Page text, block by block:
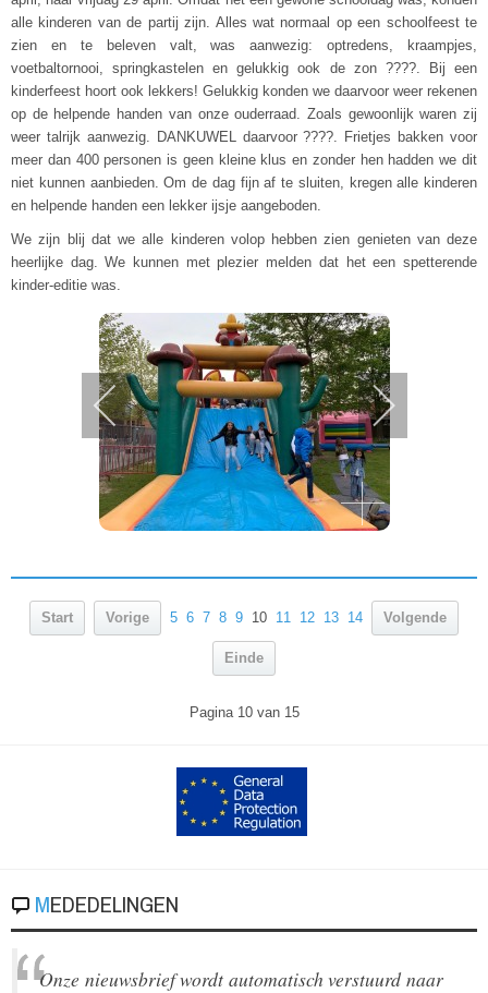
alle kinderen van de partij zijn. Alles wat normaal op een schoolfeest te
zien en te beleven valt, was aanwezig: optredens, kraampjes,
voetbaltornooi, springkastelen en gelukkig ook de zon ????. Bij een
kinderfeest hoort ook lekkers! Gelukkig konden we daarvoor weer rekenen
op de helpende handen van onze ouderraad. Zoals gewoonlijk waren zij
weer talrijk aanwezig. DANKUWEL daarvoor ????. Frietjes bakken voor
meer dan 400 personen is geen kleine klus en zonder hen hadden we dit
niet kunnen aanbieden.Om de dag fijn af te sluiten, kregen alle kinderen
en helpende handen een lekker ijsje aangeboden.
We zijn blij dat we alle kinderen volop hebben zien genieten van deze
heerlijke dag. We kunnen met plezier melden dat het een spetterende
kinder-editie was.
Start Vorige 5 6 7 8 9 10 11 12 13 14 Volgende
Einde
Pagina 10 van 15
MEDEDELINGEN
Onze nieuwsbrief wordt automatisch verstuurd naar